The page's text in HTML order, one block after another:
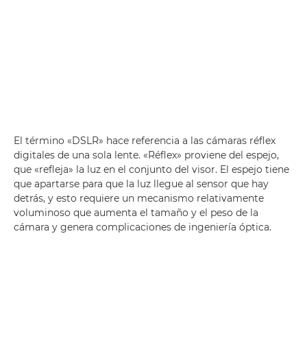
El término «DSLR» hace referencia a las cámaras réflex
digitales de una sola lente. «Réflex» proviene del espejo,
que «refleja» la luz en el conjunto del visor. El espejo tiene
que apartarse para que la luz llegue al sensor que hay
detrás, y esto requiere un mecanismo relativamente
voluminoso que aumenta el tamaño y el peso de la
cámara y genera complicaciones de ingeniería óptica.